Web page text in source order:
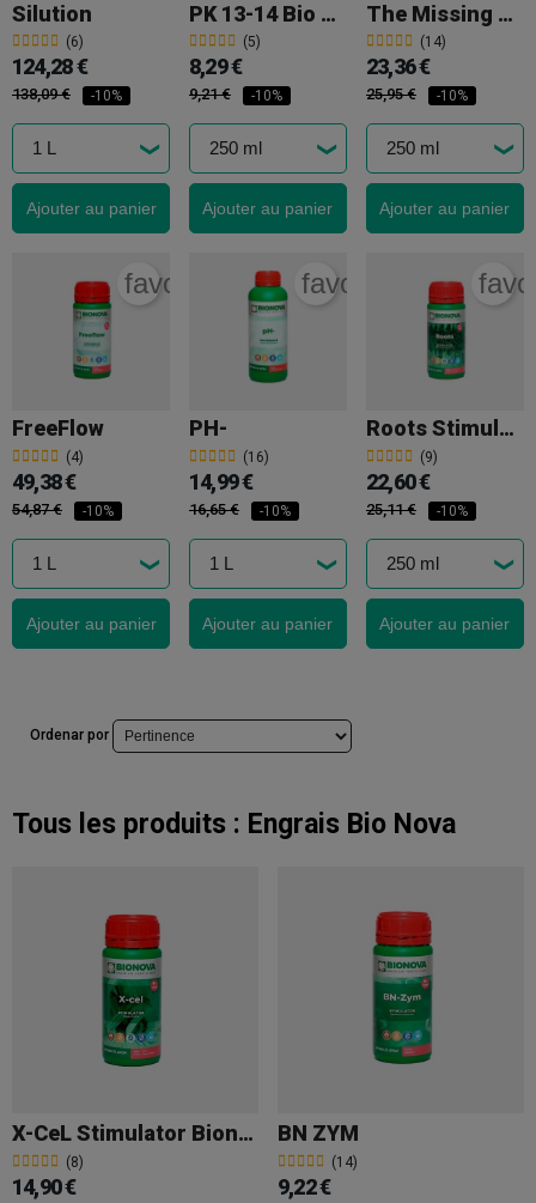
Silution
(6)
124,28 €
138,09 € -10%
Ajouter au panier
PK 13-14 Bio Nova
(5)
8,29 €
9,21 € -10%
Ajouter au panier
The Missing Link
(14)
23,36 €
25,95 € -10%
Ajouter au panier
FreeFlow
(4)
favorite_border
49,38 €
54,87 € -10%
Ajouter au panier
PH-
(16)
favorite_border
14,99 €
16,65 € -10%
Ajouter au panier
Roots Stimulator BioNova
(9)
22,60 €
25,11 € -10%
Ajouter au panier
Ordenar por
Tous les produits : Engrais Bio Nova
X-CeL Stimulator Bionova
(8)
14,90 €
BN ZYM
(14)
9,22 €